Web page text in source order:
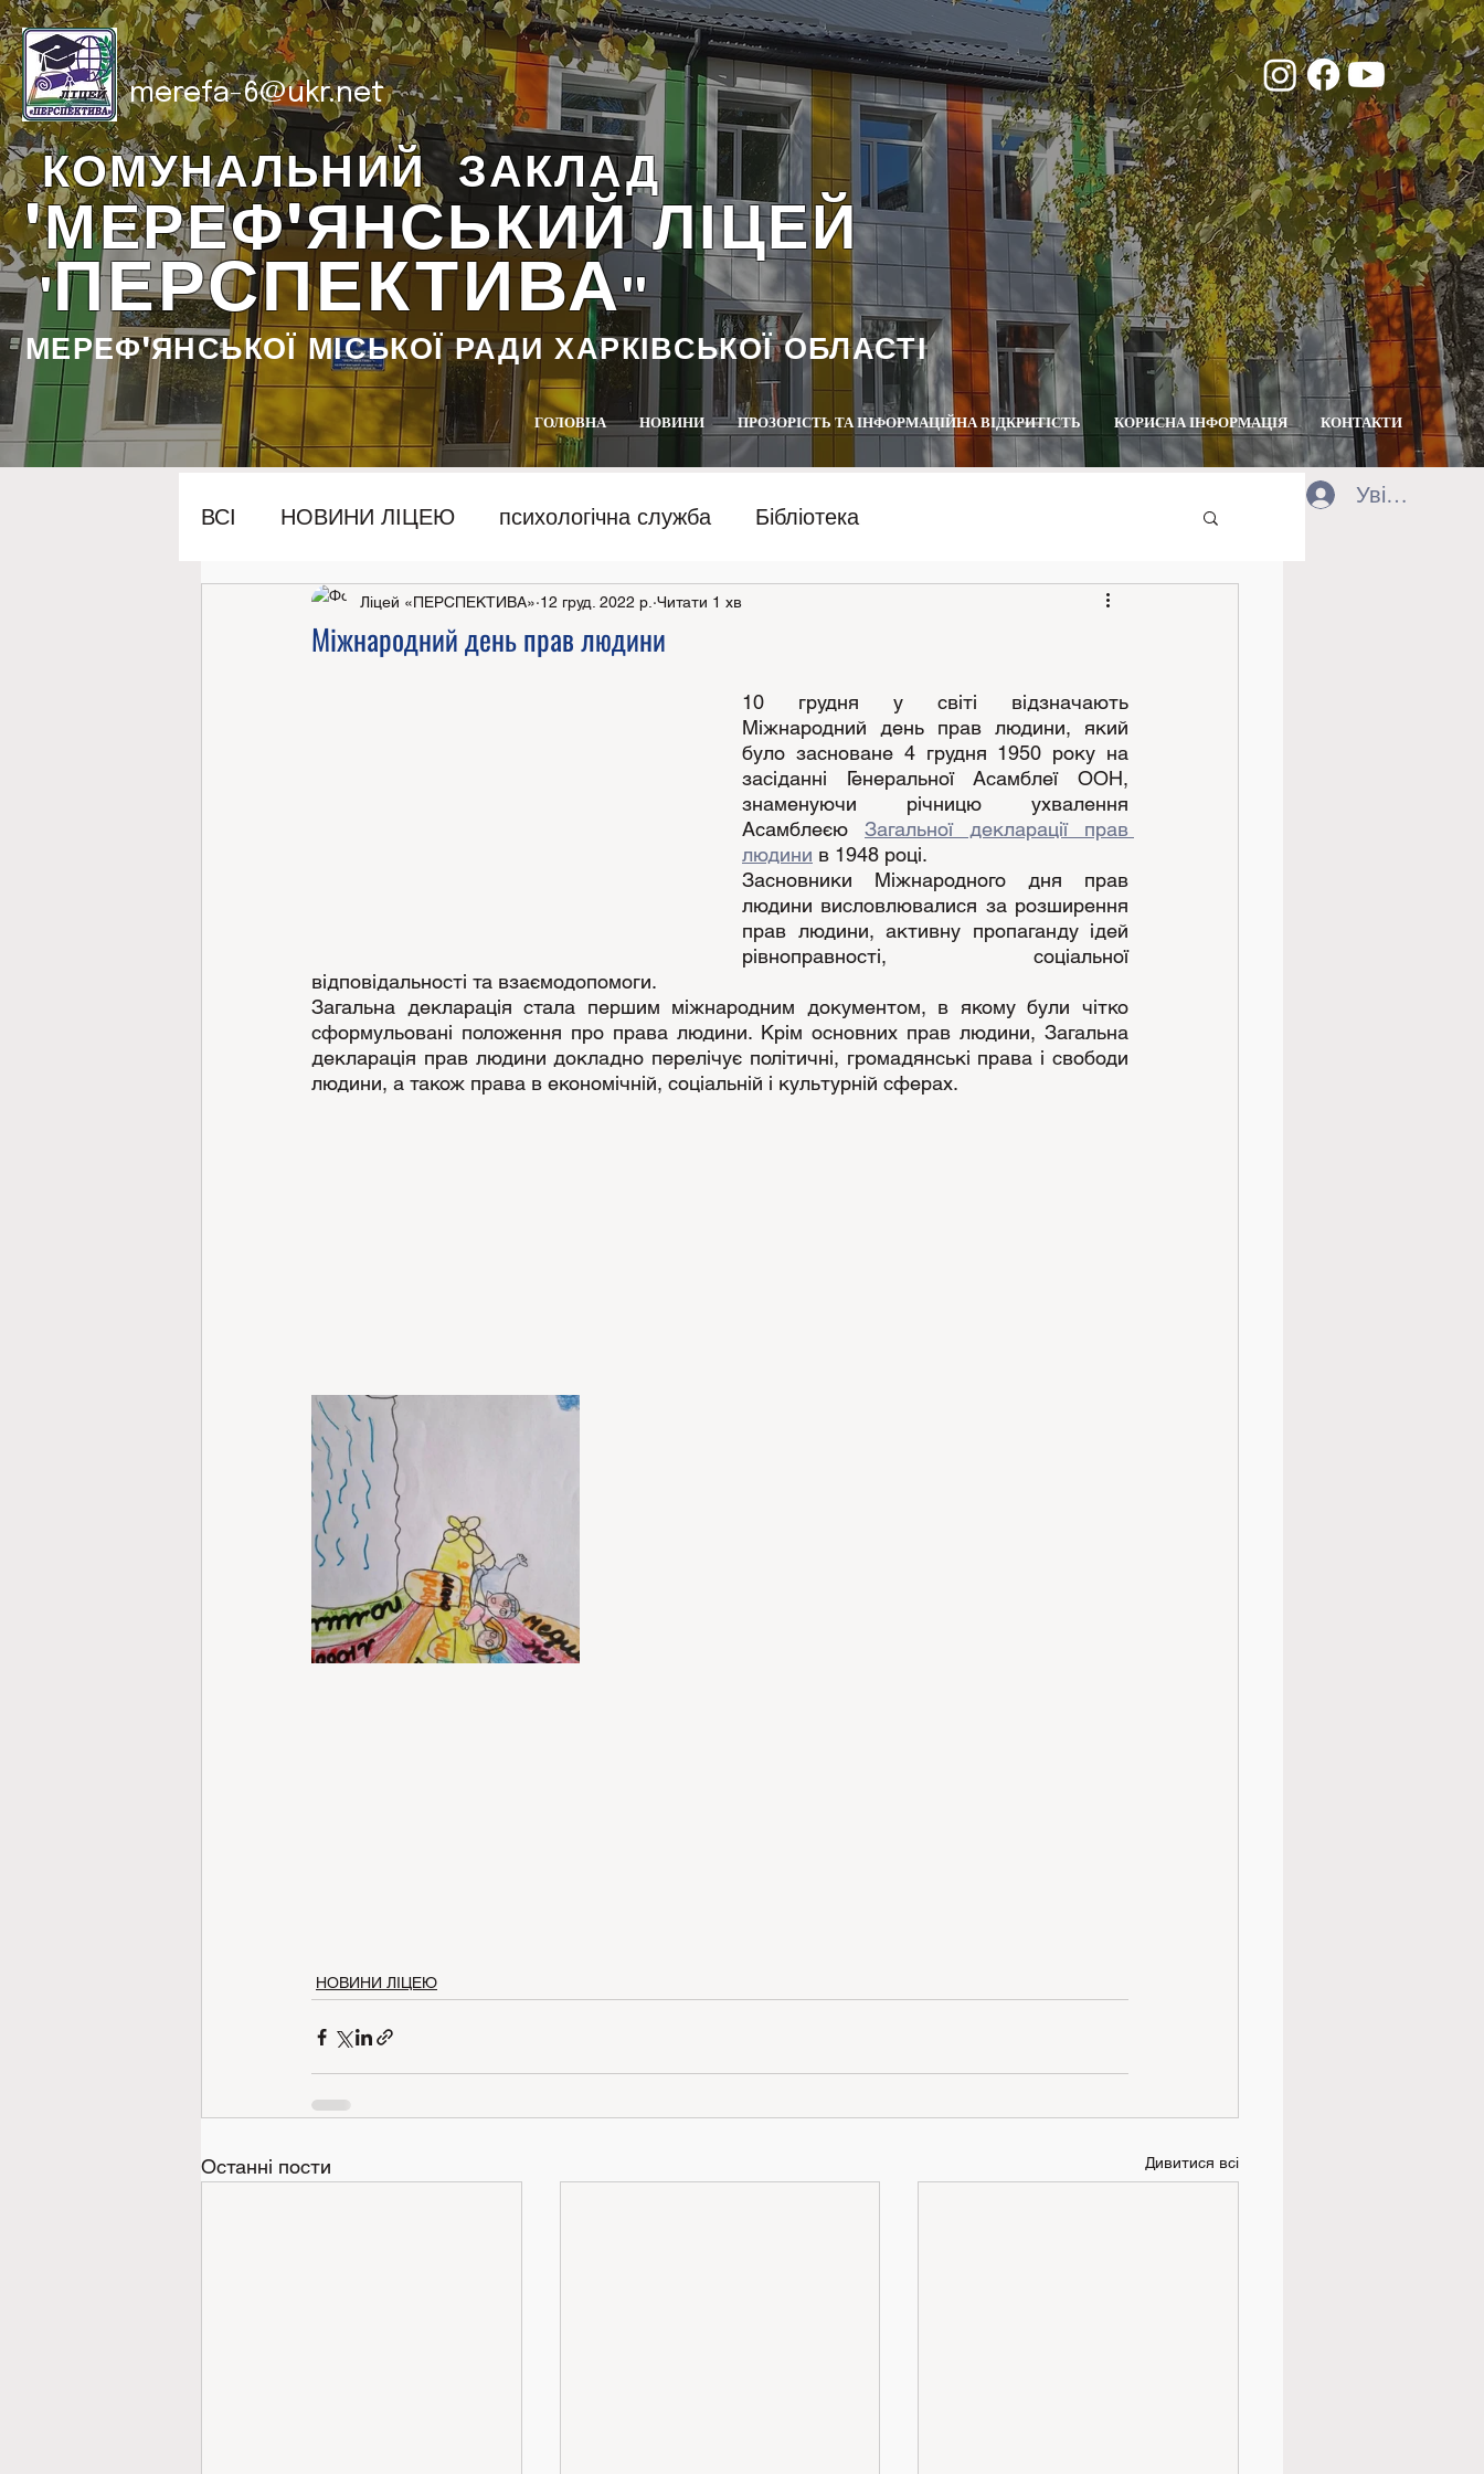
merefa-6@ukr.net
КОМУНАЛЬНИЙ ЗАКЛАД
"МЕРЕФ'ЯНСЬКИЙ ЛІЦЕЙ
"ПЕРСПЕКТИВА""
МЕРЕФ'ЯНСЬКОЇ МІСЬКОЇ РАДИ ХАРКІВСЬКОЇ ОБЛАСТІ
ГОЛОВНА НОВИНИ ПРОЗОРІСТЬ ТА ІНФОРМАЦІЙНА ВІДКРИТІСТЬ КОРИСНА ІНФОРМАЦІЯ КОНТАКТИ
ВСІ НОВИНИ ЛІЦЕЮ психологічна служба Бібліотека
Міжнародний день прав людини
Ліцей «ПЕРСПЕКТИВА» 12 груд. 2022 р. Читати 1 хв
10 грудня у світі відзначають
Міжнародний день прав людини, який
було засноване 4 грудня 1950 року на
засіданні Генеральної Асамблеї ООН,
знаменуючи річницю ухвалення
Асамблеєю Загальної декларації прав
людини в 1948 році.
Засновники Міжнародного дня прав
людини висловлювалися за розширення
прав людини, активну пропаганду ідей
рівноправності, соціальної
відповідальності та взаємодопомоги.
Загальна декларація стала першим міжнародним документом, в якому були чітко
сформульовані положення про права людини. Крім основних прав людини, Загальна
декларація прав людини докладно перелічує політичні, громадянські права і свободи
людини, а також права в економічній, соціальній і культурній сферах.
НОВИНИ ЛІЦЕЮ
Останні пости Дивитися всі
Увійти